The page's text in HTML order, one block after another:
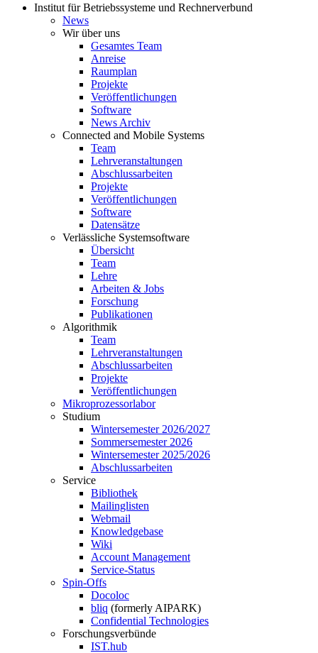
Institut für Betriebssysteme und Rechnerverbund
News
Wir über uns
Gesamtes Team
Anreise
Raumplan
Projekte
Veröffentlichungen
Software
News Archiv
Connected and Mobile Systems
Team
Lehrveranstaltungen
Abschlussarbeiten
Projekte
Veröffentlichungen
Software
Datensätze
Verlässliche Systemsoftware
Übersicht
Team
Lehre
Arbeiten & Jobs
Forschung
Publikationen
Algorithmik
Team
Lehrveranstaltungen
Abschlussarbeiten
Projekte
Veröffentlichungen
Mikroprozessorlabor
Studium
Wintersemester 2026/2027
Sommersemester 2026
Wintersemester 2025/2026
Abschlussarbeiten
Service
Bibliothek
Mailinglisten
Webmail
Knowledgebase
Wiki
Account Management
Service-Status
Spin-Offs
Docoloc
bliq (formerly AIPARK)
Confidential Technologies
Forschungsverbünde
IST.hub